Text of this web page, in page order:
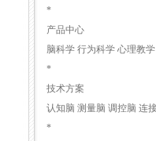
*
产品中心
脑科学 行为科学 心理教
*
技术方案
认知脑 测量脑 调控脑 连
*